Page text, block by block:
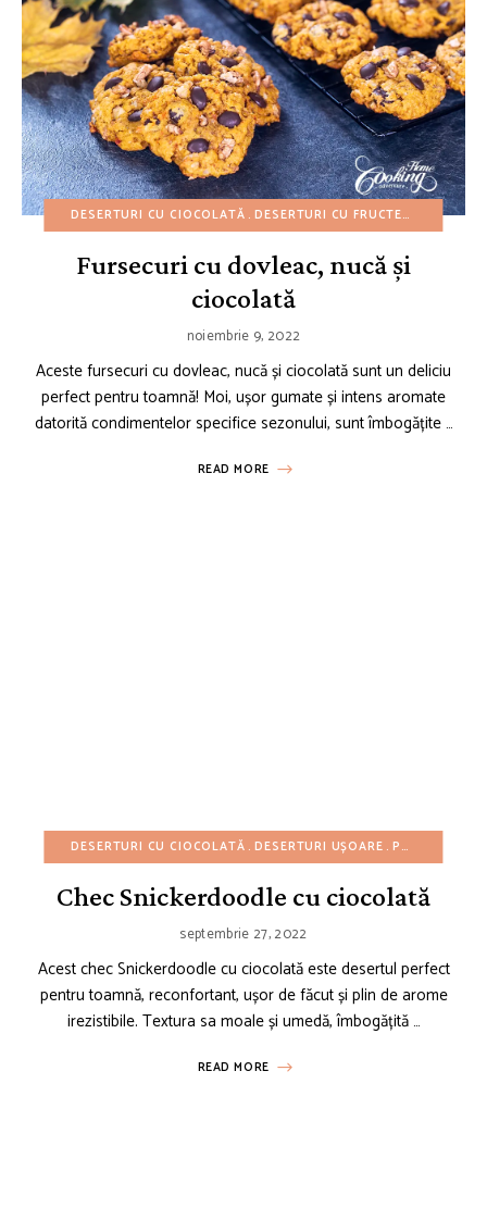
DESERTURI CU CIOCOLATĂ DESERTURI CU FRUCTE
Fursecuri cu dovleac, nucă și
ciocolată
noiembrie 9, 2022
Aceste fursecuri cu dovleac, nucă și ciocolată sunt un deliciu
perfect pentru toamnă! Moi, ușor gumate și intens aromate
datorită condimentelor specifice sezonului, sunt îmbogățite …
READ MORE
DESERTURI CU CIOCOLATĂ DESERTURI UȘOARE PRĂJITURI GUGULUF SI CHECURI
Chec Snickerdoodle cu ciocolată
septembrie 27, 2022
Acest chec Snickerdoodle cu ciocolată este desertul perfect
pentru toamnă, reconfortant, ușor de făcut și plin de arome
irezistibile. Textura sa moale și umedă, îmbogățită …
READ MORE